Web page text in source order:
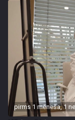
pirms 1 mēneša, 1